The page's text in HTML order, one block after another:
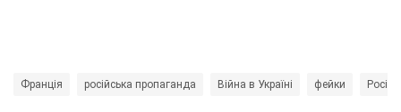
Франція російська пропаганда Війна в Україні фейки Росія